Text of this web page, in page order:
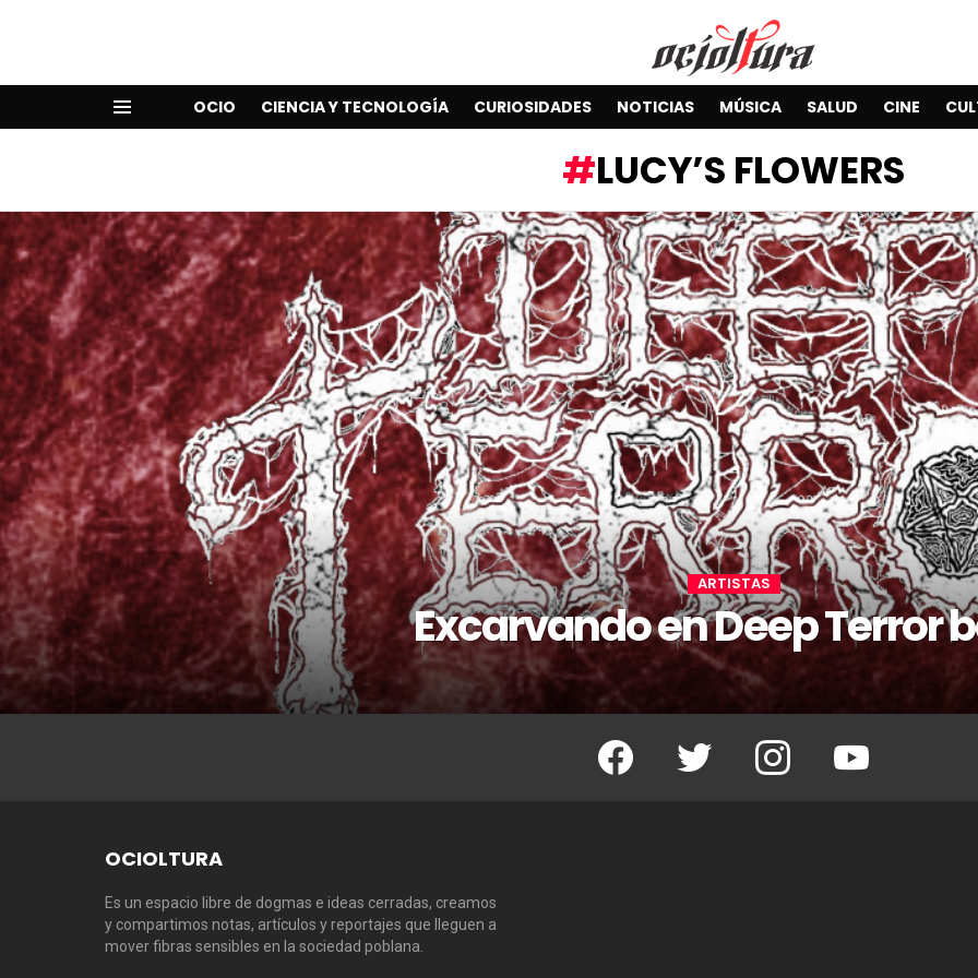
OCIO CIENCIA Y TECNOLOGÍA CURIOSIDADES NOTICIAS MÚSICA SALUD CINE
LUCY’S FLOWERS
ARTISTAS
Excarvando en Deep Terror
Facebook Twitter Instagram Youtube
OCIOLTURA
Es un espacio libre de dogmas e ideas cerradas, creamos
y compartimos notas, artículos y reportajes que lleguen a
mover fibras sensibles en la sociedad poblana.